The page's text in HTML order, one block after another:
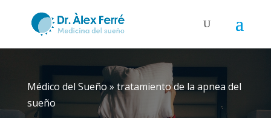
Médico del Sueño» tratamiento de la apnea del
sueño